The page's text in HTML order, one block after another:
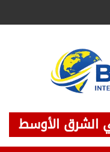
الشرق الأوسط